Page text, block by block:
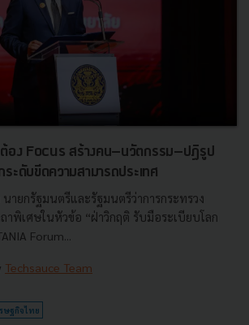
ต้อง Focus สร้างคน–นวัตกรรม–ปฏิรูป
ระดับขีดความสามารถประเทศ
ยกรัฐมนตรีและรัฐมนตรีว่าการกระทรวง
าพิเศษในหัวข้อ “ฝ่าวิกฤติ รับมือระเบียบโลก
Forum...
Techsauce Team
ษฐกิจไทย